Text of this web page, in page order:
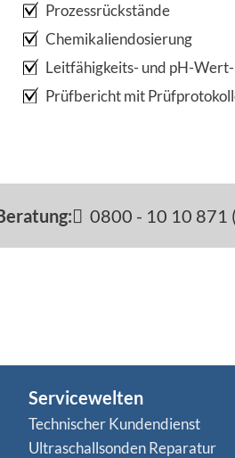
Prozessrückstände
Chemikaliendosierung
Leitfähigkeits- und pH-
Prüfbericht mit
0800 - 10 10 871
Servicewelten
Technischer Kundendienst
Ultraschallsonden Reparatur